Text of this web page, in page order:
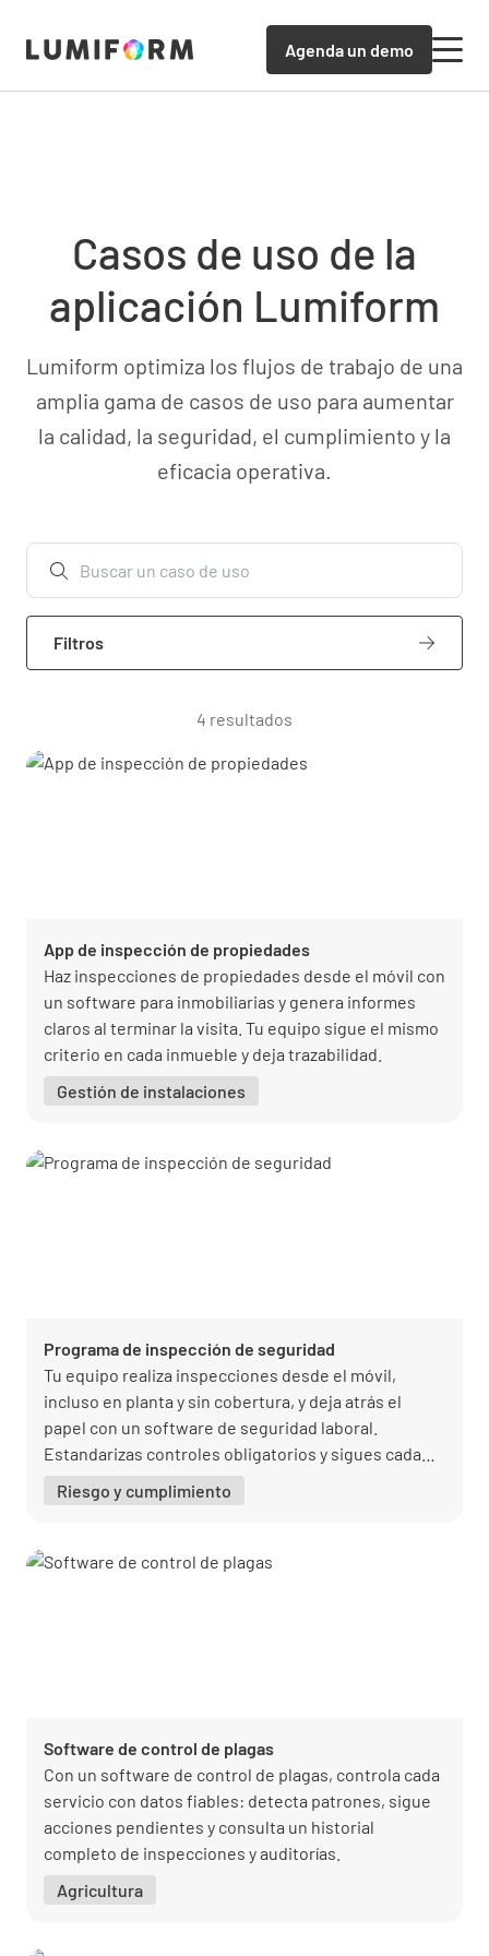
Agenda un demo
Casos de uso de la
aplicación Lumiform
Lumiform optimiza los flujos de trabajo de una
amplia gama de casos de uso para aumentar
la calidad, la seguridad, el cumplimiento y la
eficacia operativa.
Filtros
4 resultados
App de inspección de propiedades
Haz inspecciones de propiedades desde el móvil con
un software para inmobiliarias y genera informes
claros al terminar la visita. Tu equipo sigue el mismo
criterio en cada inmueble y deja trazabilidad.
Gestión de instalaciones
Programa de inspección de seguridad
Tu equipo realiza inspecciones desde el móvil,
incluso en planta y sin cobertura, y deja atrás el
papel con un software de seguridad laboral.
Estandarizas controles obligatorios y sigues cada
Riesgo y cumplimiento
Software de control de plagas
Con un software de control de plagas, controla cada
servicio con datos fiables: detecta patrones, sigue
acciones pendientes y consulta un historial
completo de inspecciones y auditorías.
Agricultura